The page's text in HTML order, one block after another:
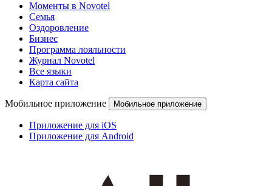
Моменты в Novotel
Семья
Оздоровление
Бизнес
Программа лояльности
Журнал Novotel
Все языки
Карта сайта
Мобильное приложение Мобильное приложение
Приложение для iOS
Приложение для Android